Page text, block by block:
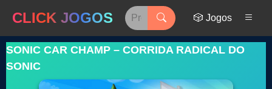
CLICK JOGOS 🎲 Jogos
SONIC CAR CHAMP – CORRIDA RADICAL DO
SONIC